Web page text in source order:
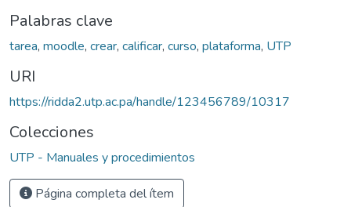
Palabras clave
tarea, moodle, crear, calificar, curso, plataforma, UTP
URI
https://ridda2.utp.ac.pa/handle/123456789/10317
Colecciones
UTP - Manuales y procedimientos
Página completa del ítem